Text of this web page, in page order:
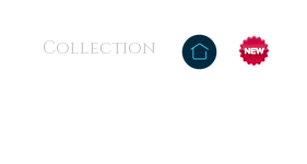
Collection